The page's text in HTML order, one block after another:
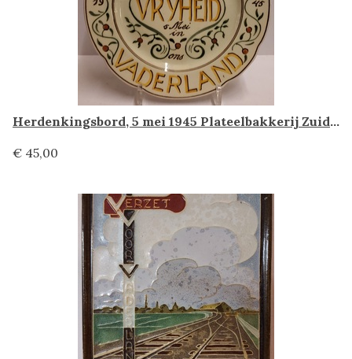
Herdenkingsbord, 5 mei 1945 Plateelbakkerij Zuid Holland
€ 45,00